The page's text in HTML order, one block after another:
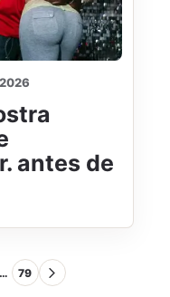
antes de
… 79